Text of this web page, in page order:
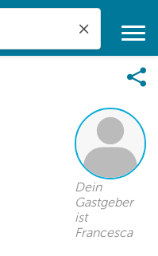
Dein
Gastgeber
ist
Francesca